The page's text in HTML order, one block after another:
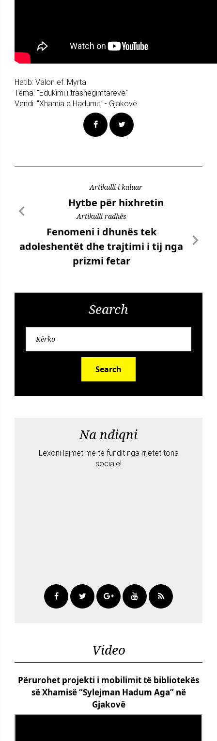
Hatib: Valon ef. Myrta
Tema: "Edukimi i trashëgimtarëve"
Vendi: "Xhamia e Hadumit" - Gjakovë
Artikulli i kaluar
Hytbe për hixhretin
Artikulli radhës
Fenomeni i dhunës tek
adoleshentët dhe trajtimi i tij nga
prizmi fetar
Search
Search
Na ndiqni
Lexoni lajmet më të fundit nga rrjetet tona
sociale!
Video
Përurohet projekti i mobilimit të bibliotekës
së Xhamisë “Sylejman Hadum Aga” në
Gjakovë